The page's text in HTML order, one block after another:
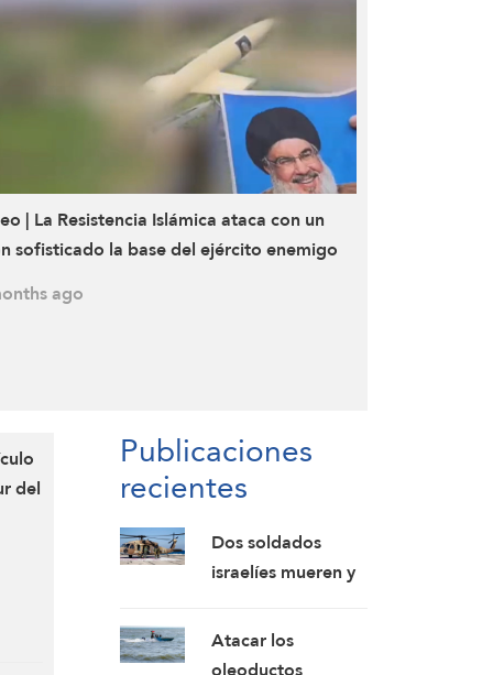
| La Resistencia Islámica ataca con un
sofisticado la base del ejército enemigo
Olga, al oeste de la ciudad ocupada
ago
del
Publicaciones
recientes
Dos soldados
israelíes mueren y
heridos en la
explosión de un
Atacar los